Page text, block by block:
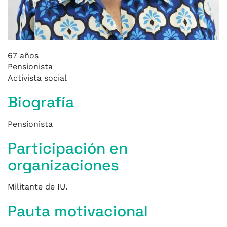
67 años
Pensionista
Activista social
Biografía
Pensionista
Participación en
organizaciones
Militante de IU.
Pauta motivacional